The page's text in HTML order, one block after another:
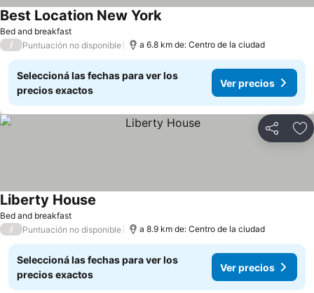
Bed and breakfast
Best Location New York
/ Puntuación no disponible a 6.8 km de: Centro de la ciudad
Seleccioná las fechas para ver los
precios exactos
Ver precios
Compartir
Bed and breakfast
Liberty House
/ Puntuación no disponible a 8.9 km de: Centro de la ciudad
Seleccioná las fechas para ver los
precios exactos
Ver precios